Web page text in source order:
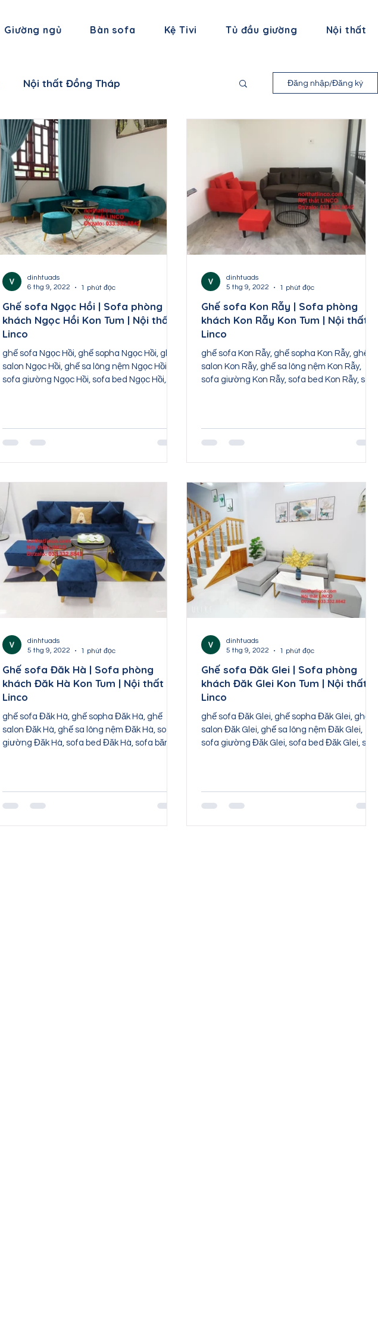
Giường ngủ Bàn sofa Kệ Tivi Tủ đầu giường Nội thất
Nội thất Đồng Tháp
Vinh Nội thất Vĩnh Long
Nội thất Thái Bình
Nội thất Lạng Sơn
Cao Bằng
Nội thất Lào Cai
Đăng nhập/Đăng ký
Ghế sofa Ngọc Hồi | Sofa phòng
khách Ngọc Hồi Kon Tum | Nội thất
Linco
ghế sofa Ngọc Hồi, ghế sopha Ngọc Hồi, ghế
salon Ngọc Hồi, ghế sa lông nệm Ngọc Hồi,
sofa giường Ngọc Hồi, sofa bed Ngọc Hồi,
dinhtuads
6 thg 9, 2022
1 phút đọc
Ghế sofa Kon Rẫy | Sofa phòng
khách Kon Rẫy Kon Tum | Nội thất
Linco
ghế sofa Kon Rẫy, ghế sopha Kon Rẫy, ghế
salon Kon Rẫy, ghế sa lông nệm Kon Rẫy,
sofa giường Kon Rẫy, sofa bed Kon Rẫy, sofa
dinhtuads
5 thg 9, 2022
1 phút đọc
Ghế sofa Đăk Hà | Sofa phòng
khách Đăk Hà Kon Tum | Nội thất
Linco
ghế sofa Đăk Hà, ghế sopha Đăk Hà, ghế
salon Đăk Hà, ghế sa lông nệm Đăk Hà, sofa
giường Đăk Hà, sofa bed Đăk Hà, sofa băng
dinhtuads
5 thg 9, 2022
1 phút đọc
Ghế sofa Đăk Glei | Sofa phòng
khách Đăk Glei Kon Tum | Nội thất
Linco
ghế sofa Đăk Glei, ghế sopha Đăk Glei, ghế
salon Đăk Glei, ghế sa lông nệm Đăk Glei,
sofa giường Đăk Glei, sofa bed Đăk Glei,
dinhtuads
5 thg 9, 2022
1 phút đọc